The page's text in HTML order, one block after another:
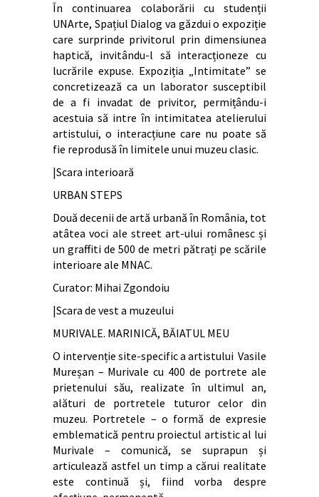
În continuarea colaborării cu studenții
UNArte, Spațiul Dialog va găzdui o expoziție
care surprinde privitorul prin dimensiunea
haptică, invitându-l să interacționeze cu
lucrările expuse. Expoziția „Intimitate” se
concretizează ca un laborator susceptibil
de a fi invadat de privitor, permițându-i
acestuia să intre în intimitatea atelierului
artistului, o interacțiune care nu poate să
fie reprodusă în limitele unui muzeu clasic.
|Scara interioară
URBAN STEPS
Două decenii de artă urbană în România, tot
atâtea voci ale street art-ului românesc și
un graffiti de 500 de metri pătrați pe scările
interioare ale MNAC.
Curator: Mihai Zgondoiu
|Scara de vest a muzeului
MURIVALE. MARINICĂ, BĂIATUL MEU
O intervenție site-specific a artistului Vasile
Mureșan – Murivale cu 400 de portrete ale
prietenului său, realizate în ultimul an,
alături de portretele tuturor celor din
muzeu. Portretele – o formă de expresie
emblematică pentru proiectul artistic al lui
Murivale – comunică, se suprapun și
articulează astfel un timp a cărui realitate
este continuă și, fiind vorba despre